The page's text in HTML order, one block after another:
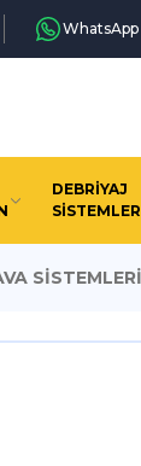
WhatsApp
DEBRİYAJ
SİSTEMLERİ